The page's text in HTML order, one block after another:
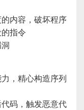
内容，破坏程序
指令
，精心构造序列
码，触发恶意代